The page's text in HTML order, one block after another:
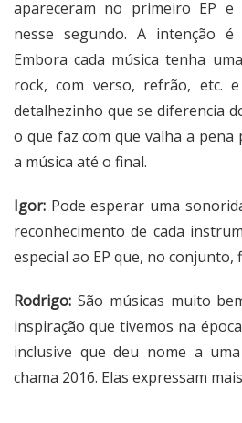
apareceram no primeiro EP e
nesse segundo. A intenção é
Embora cada música tenha
rock, com verso, refrão, etc.
detalhezinho que se diferencia
o que faz com que valha a
a música até o final.
Igor: Pode esperar uma
reconhecimento de cada
especial ao EP que, no conjunto,
Rodrigo: São músicas muito
inspiração que tivemos na
inclusive que deu nome a
chama 2016. Elas expressam